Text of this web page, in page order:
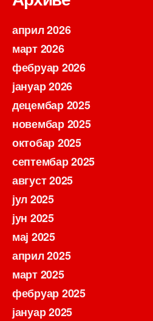
април 2026
март 2026
фебруар 2026
јануар 2026
децембар 2025
новембар 2025
октобар 2025
септембар 2025
август 2025
јул 2025
јун 2025
мај 2025
април 2025
март 2025
фебруар 2025
јануар 2025